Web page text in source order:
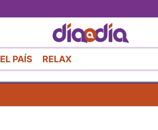
al
contenido
principal
EL PAÍS RELAX